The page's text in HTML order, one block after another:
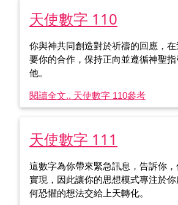
天使數字 110
你與神共同創造對於祈禱的回應，
要你的合作，保持正向並遵循神聖
他。
閱讀全文.. 天使數字 110參考
天使數字 111
這數字為你帶來緊急訊息，告訴你
實現，因此讓你的思想模式專注於
何恐懼的想法交給上天轉化。